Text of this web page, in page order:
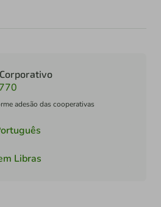
adesão das cooperativas
Libras